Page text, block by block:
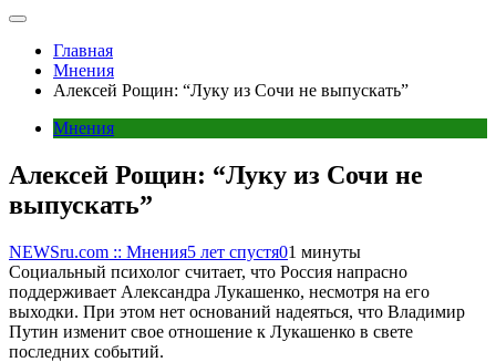
Главная
Мнения
Алексей Рощин: “Луку из Сочи не выпускать”
Мнения
Алексей Рощин: “Луку из Сочи не
выпускать”
NEWSru.com :: Мнения5 лет спустя01 минуты
Социальный психолог считает, что Россия напрасно
поддерживает Александра Лукашенко, несмотря на его
выходки. При этом нет оснований надеяться, что Владимир
Путин изменит свое отношение к Лукашенко в свете
последних событий.